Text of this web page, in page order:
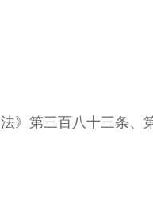
法》第三百八十三条